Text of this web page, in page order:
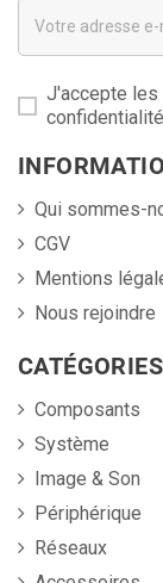
J'accepte les
confidentialité
Qui sommes-
CGV
Mentions
Nous rejoindre
CATÉGORIES
Composants
Système
Image & Son
Périphérique
Réseaux